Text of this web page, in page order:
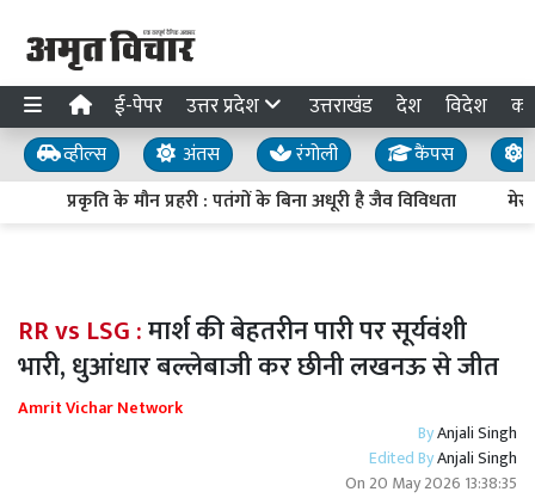
ई-पेपर उत्तर प्रदेश उत्तराखंड देश विदेश
व्हील्स अंतस रंगोली कैंपस
प्रकृति के मौन प्रहरी : पतंगों के बिना अधूरी है जैव विविधता
RR vs LSG :मार्श की बेहतरीन पारी पर सूर्यवंशी
भारी, धुआंधार बल्लेबाजी कर छीनी लखनऊ से जीत
Amrit Vichar Network
ByAnjali Singh
Edited ByAnjali Singh
On 20 May 2026 13:38:35